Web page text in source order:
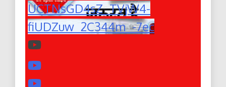
UCTNsGD4sZ_TVjW4-
fiUDZuw_2C344m_-7ec